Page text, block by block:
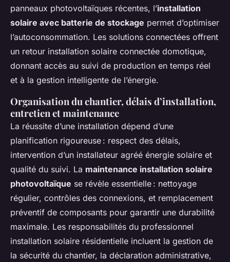
panneaux photovoltaïques récentes, l’installation
solaire avec batterie de stockage permet d’optimiser
l’autoconsommation. Les solutions connectées offrent
un retour installation solaire connectée domotique,
donnant accès au suivi de production en temps réel
et à la gestion intelligente de l’énergie.
Organisation du chantier, délais d’installation,
entretien et maintenance
La réussite d’une installation dépend d’une
planification rigoureuse : respect des délais,
intervention d’un installateur agréé énergie solaire et
qualité du suivi. La maintenance installation solaire
photovoltaïque se révèle essentielle : nettoyage
régulier, contrôles des connexions, et remplacement
préventif de composants pour garantir une durabilité
maximale. Les responsabilités du professionnel
installation solaire résidentielle incluent la gestion de
la sécurité du chantier, la déclaration administrative,